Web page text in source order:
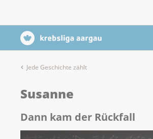
Jede Geschichte zählt
Susanne
Dann kam der Rückfall